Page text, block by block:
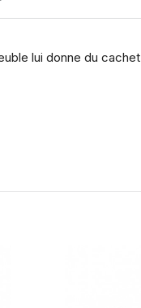
lui donne du cachet